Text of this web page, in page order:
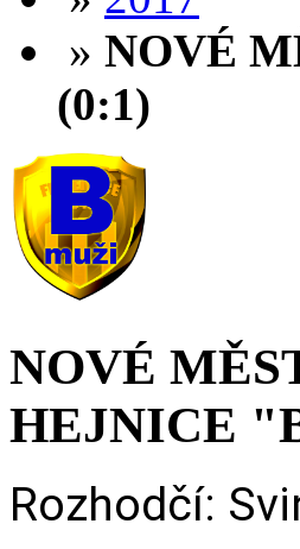
» NOVÉ
(0:1)
NOVÉ
HEJNICE
Rozhodčí: